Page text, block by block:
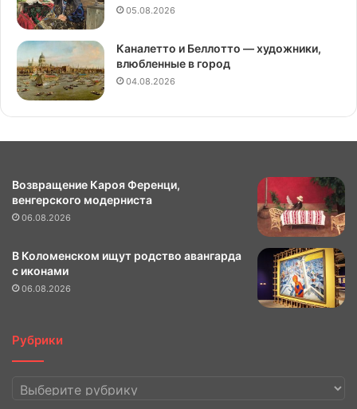
05.08.2026
Каналетто и Беллотто — художники,
влюбленные в город
04.08.2026
Возвращение Кароя Ференци,
венгерского модерниста
06.08.2026
В Коломенском ищут родство авангарда
с иконами
06.08.2026
Рубрики
Рубрики